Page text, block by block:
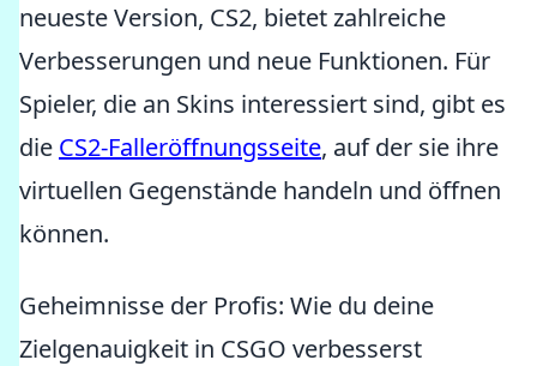
neueste Version, CS2, bietet zahlreiche
Verbesserungen und neue Funktionen. Für
Spieler, die an Skins interessiert sind, gibt es
die CS2-Falleröffnungsseite, auf der sie ihre
virtuellen Gegenstände handeln und öffnen
können.
Geheimnisse der Profis: Wie du deine
Zielgenauigkeit in CSGO verbesserst